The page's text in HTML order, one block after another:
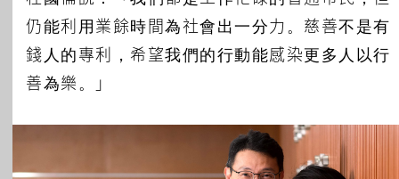
仍能利用業餘時間為社會出一分力。慈善不是有
錢人的專利，希望我們的行動能感染更多人以行
善為樂。」